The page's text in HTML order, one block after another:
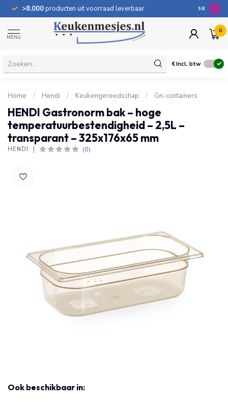
>8.000producten uit voorraad leverbaar 100
9.8
MENU
0
€Incl. btw
Home / Hendi / Keukengereedschap / Gn-containers
HENDI Gastronorm bak – hoge
temperatuurbestendigheid – 2,5L –
transparant – 325x176x65 mm
HENDI (0)
Ook beschikbaar in: